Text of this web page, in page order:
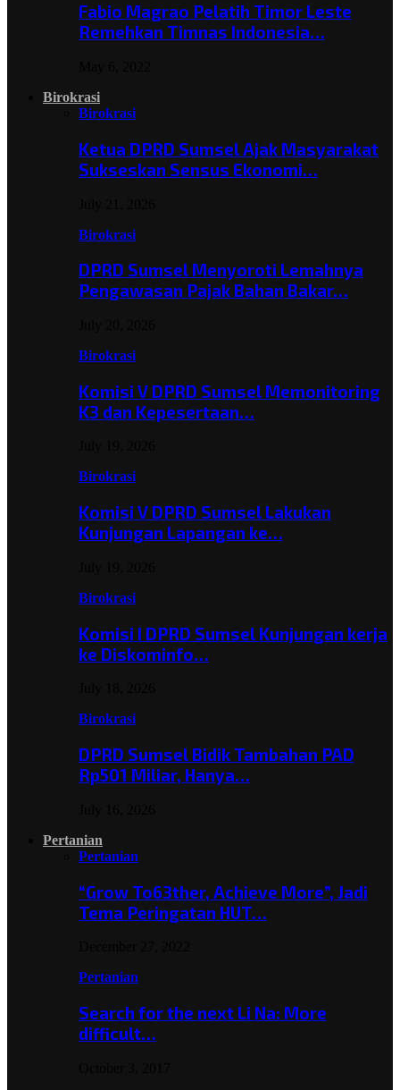
Fabio Magrao Pelatih Timor Leste
Remehkan Timnas Indonesia…
Birokrasi
Birokrasi
Ketua DPRD Sumsel Ajak Masyarakat
Sukseskan Sensus Ekonomi…
Birokrasi
DPRD Sumsel Menyoroti Lemahnya
Pengawasan Pajak Bahan Bakar…
Birokrasi
Komisi V DPRD Sumsel Memonitoring
K3 dan Kepesertaan…
Birokrasi
Komisi V DPRD Sumsel Lakukan
Kunjungan Lapangan ke…
Birokrasi
Komisi I DPRD Sumsel Kunjungan kerja
ke Diskominfo…
Birokrasi
DPRD Sumsel Bidik Tambahan PAD
Rp501 Miliar, Hanya…
Pertanian
Pertanian
“Grow To63ther, Achieve More”, Jadi
Tema Peringatan HUT…
Pertanian
Search for the next Li Na: More
difficult…